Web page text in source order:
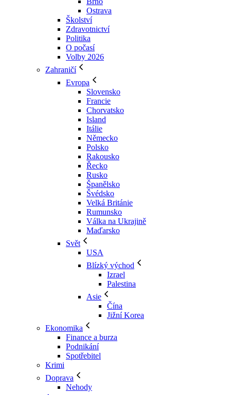
Ostrava
Školství
Zdravotnictví
Politika
O počasí
Volby 2026
Zahraničí
Evropa
Slovensko
Francie
Chorvatsko
Island
Itálie
Německo
Polsko
Rakousko
Řecko
Rusko
Španělsko
Švédsko
Velká Británie
Rumunsko
Válka na Ukrajině
Maďarsko
Svět
USA
Blízký východ
Izrael
Palestina
Asie
Čína
Jižní Korea
Ekonomika
Finance a burza
Podnikání
Spotřebitel
Krimi
Doprava
Nehody